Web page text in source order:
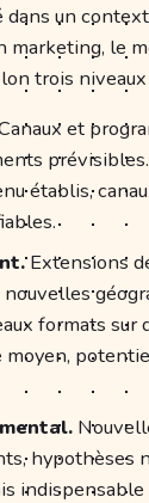
un
marketing, le
trois niveaux
et
établis,
Extensions
formats sur
moyen,
hypothèses